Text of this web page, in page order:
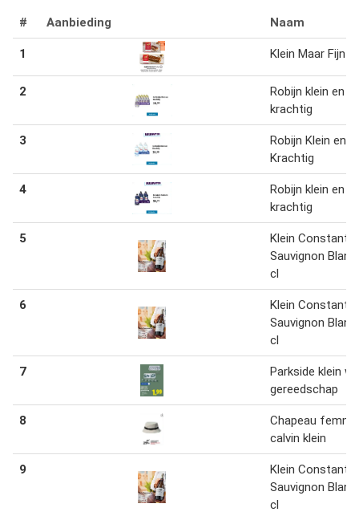
# Aanbieding Naam
1 Klein Maar Fijn
2
Robijn klein en
krachtig
3
Robijn Klein en
Krachtig
4
Robijn klein en
krachtig
5
Klein Constantia
Sauvignon
cl
6
Klein Constantia
Sauvignon
cl
7
Parkside klein
gereedschap
8
Chapeau femme
calvin klein
9
Klein Constantia
Sauvignon
cl